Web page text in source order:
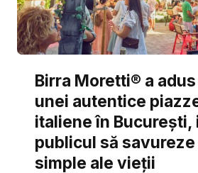
Birra Moretti® a
unei autentice
italiene în București,
publicul să
simple ale vieții